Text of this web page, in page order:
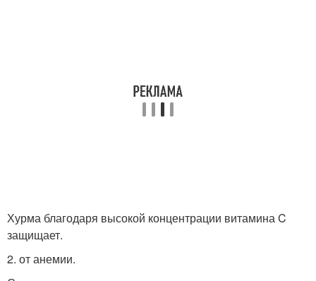
Хурма благодаря высокой концентрации витамина C
защищает.
2. от анемии.